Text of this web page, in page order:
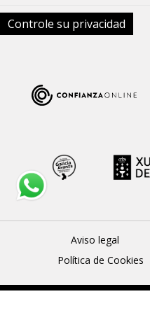
Controle su privacidad
Aviso legal
Política de Cookies